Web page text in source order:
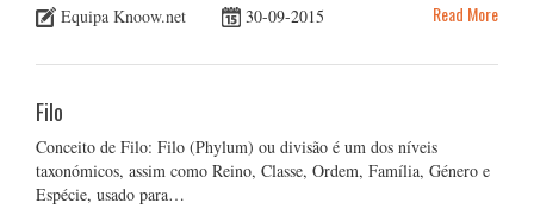
Equipa Knoow.net
30-09-2015 Read More
Filo
Conceito de Filo: Filo (Phylum) ou divisão é um dos níveis
taxonómicos, assim como Reino, Classe, Ordem, Família, Género e
Espécie, usado para…